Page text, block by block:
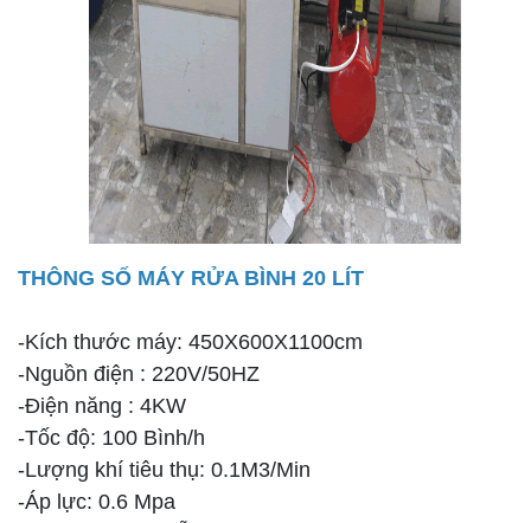
THÔNG SỐ MÁY RỬA BÌNH 20 LÍT
-Kích thước máy: 450X600X1100cm
-Nguồn điện : 220V/50HZ
-Điện năng : 4KW
-Tốc độ: 100 Bình/h
-Lượng khí tiêu thụ: 0.1M3/Min
-Áp lực: 0.6 Mpa